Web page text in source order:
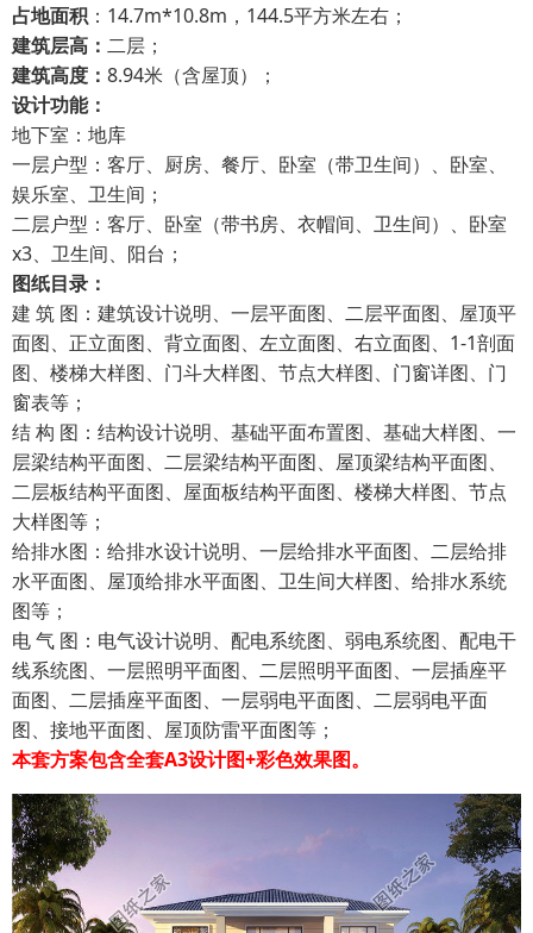
占地面积 ：14.7m*10.8m，144.5平方米左右；
建筑层高： 二层；
建筑高度： 8.94米（含屋顶）；
设计功能：
地下室：地库
一层户型：客厅、厨房、餐厅、卧室（带卫生间）、卧室、
娱乐室、卫生间；
二层户型：客厅、卧室（带书房、衣帽间、卫生间）、卧室
x3、卫生间、阳台；
图纸目录：
建 筑 图：建筑设计说明、一层平面图、二层平面图、屋顶平
面图、正立面图、背立面图、左立面图、右立面图、1-1剖面
图、楼梯大样图、门斗大样图、节点大样图、门窗详图、门
窗表等；
结 构 图：结构设计说明、基础平面布置图、基础大样图、一
层梁结构平面图、二层梁结构平面图、屋顶梁结构平面图、
二层板结构平面图、屋面板结构平面图、楼梯大样图、节点
大样图等；
给排水图：给排水设计说明、一层给排水平面图、二层给排
水平面图、屋顶给排水平面图、卫生间大样图、给排水系统
图等；
电 气 图：电气设计说明、配电系统图、弱电系统图、配电干
线系统图、一层照明平面图、二层照明平面图、一层插座平
面图、二层插座平面图、一层弱电平面图、二层弱电平面
图、接地平面图、屋顶防雷平面图等；
本套方案包含全套A3设计图+彩色效果图。